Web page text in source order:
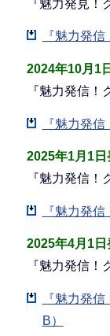
『魅力発見！
『魅力発
2024年10月1
『魅力発信！
『魅力発
2025年1月1日
『魅力発信！
『魅力発
2025年4月1日
『魅力発信！
『魅力発
B）